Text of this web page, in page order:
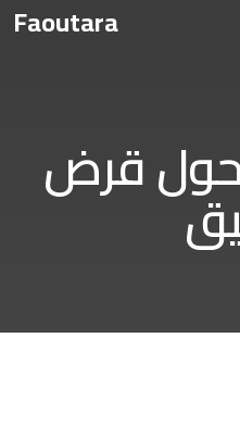
Faoutara
قرض